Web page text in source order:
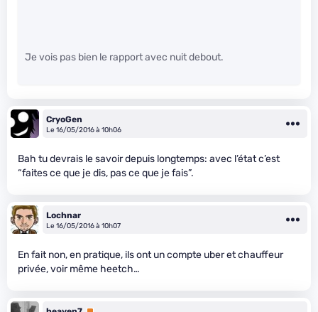
Je vois pas bien le rapport avec nuit debout.
CryoGen
Le 16/05/2016 à 10h06
Bah tu devrais le savoir depuis longtemps: avec l’état c’est
“faites ce que je dis, pas ce que je fais”.
Lochnar
Le 16/05/2016 à 10h07
En fait non, en pratique, ils ont un compte uber et chauffeur
privée, voir même heetch…